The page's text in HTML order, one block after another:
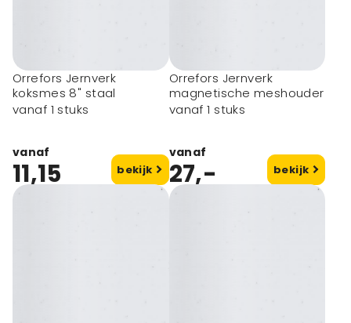
Orrefors Jernverk
koksmes 8" staal
vanaf 1 stuks
vanaf
11,15 bekijk
Orrefors Jernverk
magnetische meshouder
vanaf 1 stuks
vanaf
27,- bekijk